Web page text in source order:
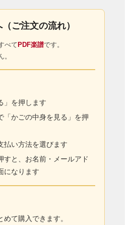
ご注文の流れ）
べてPDF楽譜です。
」を押します
「かごの中身を見る」を押
払い方法を選びます
すと、お名前・メールアド
になります
て購入できます。